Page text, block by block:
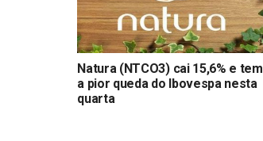
Natura (NTCO3) cai 15,6% e tem
a pior queda do Ibovespa nesta
quarta